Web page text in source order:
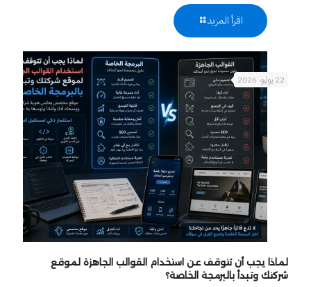
اقرأ المزيد
22 يوليو، 2026
لماذا يجب أن تتوقف عن استخدام القوالب الجاهزة لموقع
شركتك وتبدأ بالبرمجة الخاصة؟